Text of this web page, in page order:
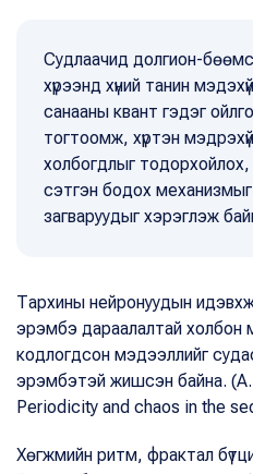
Судлаачид долгион-
хүрээнд хүний танин
санааны квант гэдэг
тогтоомж, хүртэн
холбогдлыг тодорхойлох,
сэтгэн бодох
загваруудыг хэрэглэж
Тархины нейронуудын
эрэмбэ дараалалтай холбон
кодлогдсон мэдээллийг
эрэмбэтэй жишсэн байна.
Periodicity and chaos in the
Хөгжмийн ритм, фрактал